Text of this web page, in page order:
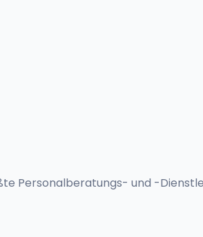
Personalberatungs- und -